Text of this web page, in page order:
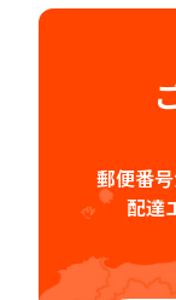
郵便番
配達